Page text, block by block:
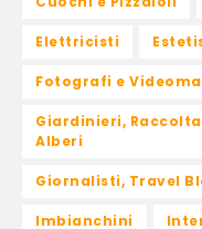
Elettricisti
Fotografi e
Giardinieri,
Alberi
Giornalisti, Travel
Imbianchini